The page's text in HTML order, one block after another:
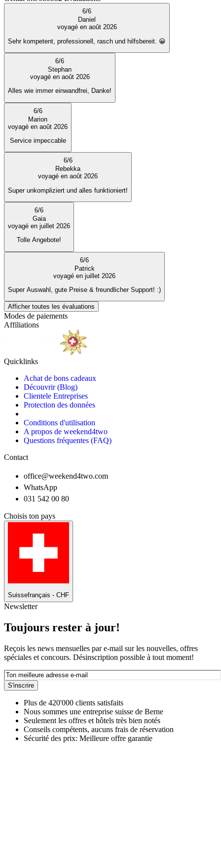
6/6
Daniel
voyagé en août 2026
Sehr kompetent, professionell, rasch und hilfsbereit. 😀
6/6
Stephan
voyagé en août 2026
Alles wie immer einwandfrei, Danke!
6/6
Marion
voyagé en août 2026
Service impeccable
6/6
Rebekka
voyagé en août 2026
Super unkompliziert und alles funktioniert!
6/6
Gaia
voyagé en juillet 2026
Tolle Angebote!
6/6
Patrick
voyagé en juillet 2026
Super Auswahl, gute Preise & freundlicher Support! :)
Afficher toutes les évaluations
Modes de paiements
Affiliations
Quicklinks
Achat de bons cadeaux
Découvrir (Blog)
Clientele Entreprises
Protection des données
Conditions d'utilisation
A propos de weekend4two
Questions fréquentes (FAQ)
Contact
office@weekend4two.com
WhatsApp
031 542 00 80
Choisis ton pays
Suissefrançais - CHF
Newsletter
Toujours rester à jour!
Reçois les news mensuelles par e-mail sur les nouvelles, offres
spéciales et concours. Désinscription possible à tout moment!
S'inscrire
Plus de 420'000 clients satisfaits
Nous sommes une entreprise suisse de Berne
Seulement les offres et hôtels très bien notés
Conseils compétents, aucuns frais de réservation
Sécurité des prix: Meilleure offre garantie